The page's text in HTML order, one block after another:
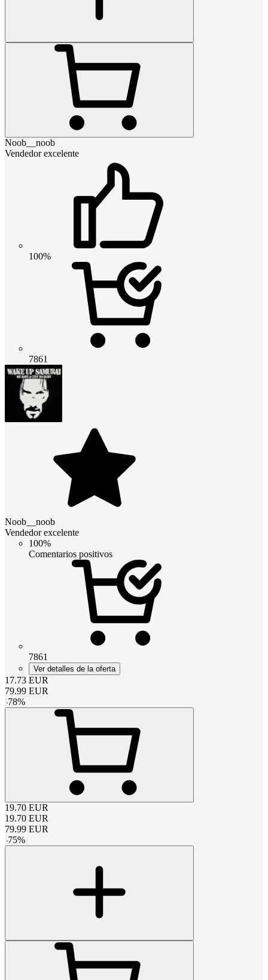
Noob__noob
Vendedor excelente
100%
7861
Noob__noob
Vendedor excelente
100%
Comentarios positivos
7861
Ver detalles de la oferta
17.73 EUR
79.99 EUR
-78%
19.70 EUR
19.70 EUR
79.99 EUR
-75%